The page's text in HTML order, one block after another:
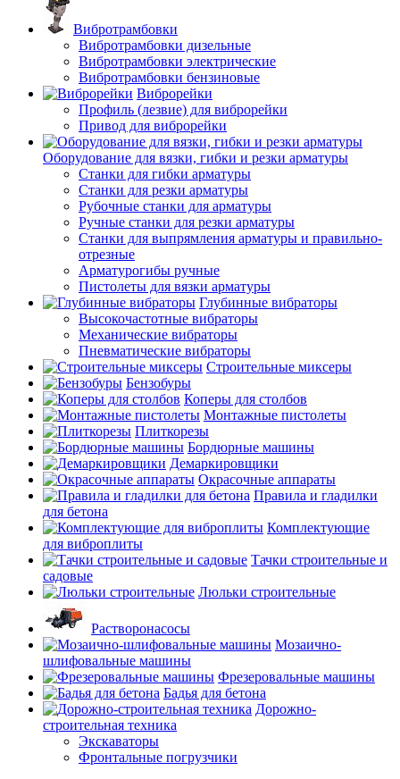
Вибротрамбовки
Вибротрамбовки дизельные
Вибротрамбовки электрические
Вибротрамбовки бензиновые
Виброрейки
Профиль (лезвие) для виброрейки
Привод для виброрейки
Оборудование для вязки, гибки и резки арматуры
Станки для гибки арматуры
Станки для резки арматуры
Рубочные станки для арматуры
Ручные станки для резки арматуры
Станки для выпрямления арматуры и правильно-
отрезные
Арматурогибы ручные
Пистолеты для вязки арматуры
Глубинные вибраторы
Высокочастотные вибраторы
Механические вибраторы
Пневматические вибраторы
Строительные миксеры
Бензобуры
Коперы для столбов
Монтажные пистолеты
Плиткорезы
Бордюрные машины
Демаркировщики
Окрасочные аппараты
Правила и гладилки
для бетона
Комплектующие
для виброплиты
Тачки строительные и
садовые
Люльки строительные
Растворонасосы
Мозаично-
шлифовальные машины
Фрезеровальные машины
Бадья для бетона
Дорожно-
строительная техника
Экскаваторы
Фронтальные погрузчики